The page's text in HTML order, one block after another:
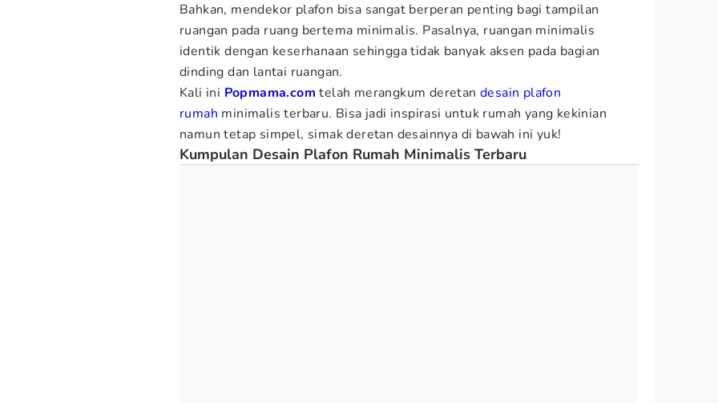
Bahkan, mendekor plafon bisa sangat berperan penting bagi tampilan
ruangan pada ruang bertema minimalis. Pasalnya, ruangan minimalis
identik dengan keserhanaan sehingga tidak banyak aksen pada bagian
dinding dan lantai ruangan.
Kali ini Popmama.com telah merangkum deretandesain plafon
rumah minimalis terbaru. Bisa jadi inspirasi untuk rumah yang kekinian
namun tetap simpel, simak deretan desainnya di bawah ini yuk!
Kumpulan Desain Plafon Rumah Minimalis Terbaru